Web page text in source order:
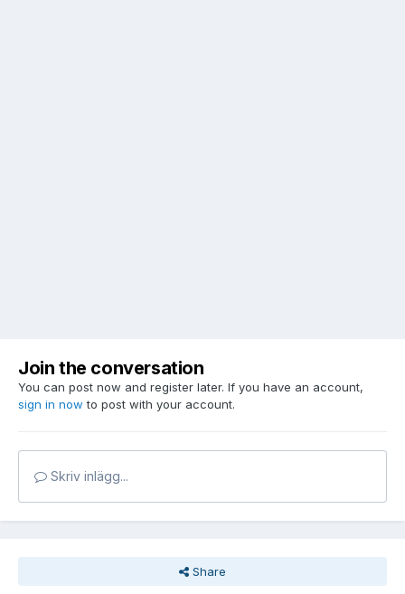
Join the conversation
You can post now and register later. If you have an account,
sign in now to post with your account.
Skriv inlägg...
Share